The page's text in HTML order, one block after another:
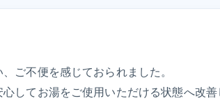
ご不便を感じておられました。
してお湯をご使用いただける状態へ改善